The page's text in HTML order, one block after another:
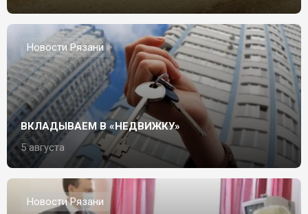
Новости Рязани
ВКЛАДЫВАЕМ В «НЕДВИЖКУ»
5 августа
Новости Рязани